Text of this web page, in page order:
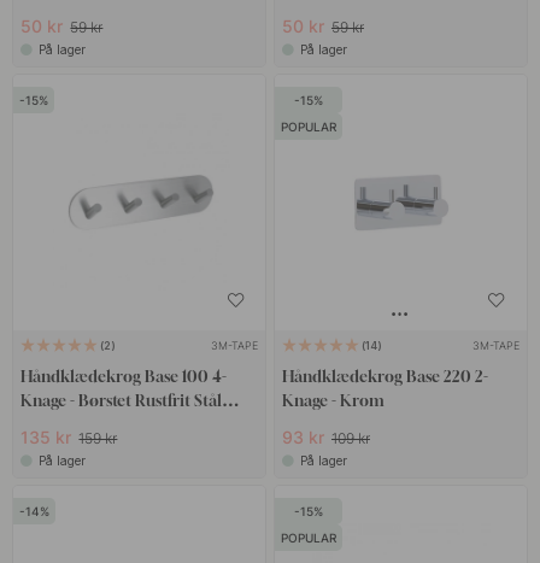
50 kr 59 kr
På lager
50 kr 59 kr
På lager
15
2 3M-TAPE
Håndklædekrog Base 100 4-
Knage - Børstet Rustfrit Stål
135 kr 159 kr
På lager
15
POPULAR
14 3M-TAPE
Håndklædekrog Base 220 2-
Knage - Krom
93 kr 109 kr
På lager
14
15
POPULAR